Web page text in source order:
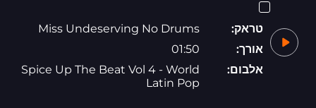
טראק:
Miss Undeserving No Drums
אורך:
01:50
אלבום:
Spice Up The Beat Vol 4 - World
Latin Pop